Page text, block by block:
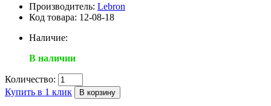
Производитель: Lebron
Код товара: 12-08-18
Наличие:
В наличии
Количество:
Купить в 1 клик
В корзину